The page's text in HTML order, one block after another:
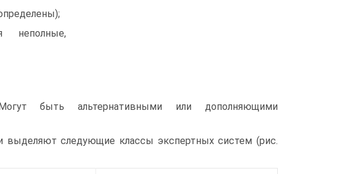
неполные,
быть альтернативными или дополняющими
выделяют следующие классы экспертных систем (рис.